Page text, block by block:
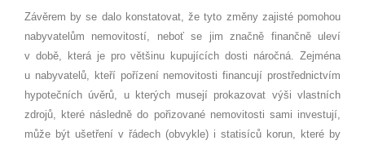
Závěrem by se dalo konstatovat, že tyto změny zajisté pomohou
nabyvatelům nemovitostí, neboť se jim značně finančně uleví
v době, která je pro většinu kupujících dosti náročná. Zejména
u nabyvatelů, kteří pořízení nemovitosti financují prostřednictvím
hypotečních úvěrů, u kterých musejí prokazovat výši vlastních
zdrojů, které následně do pořizované nemovitosti sami investují,
může být ušetření v řádech (obvykle) i statisíců korun, které by